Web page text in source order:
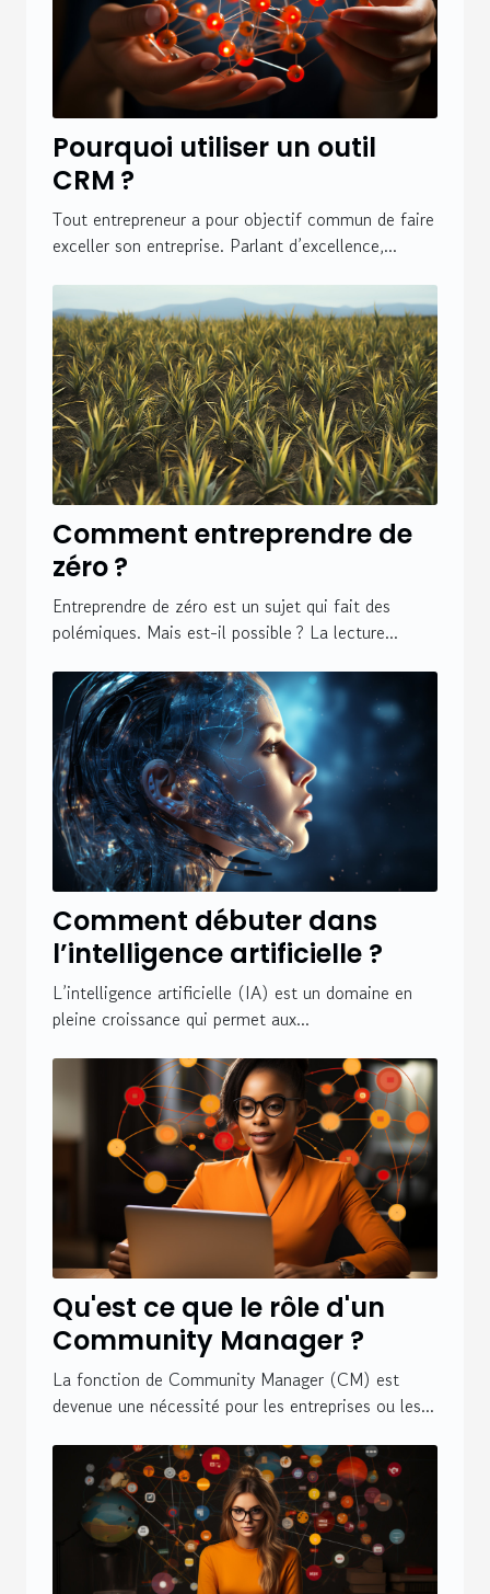
Pourquoi utiliser un outil
CRM ?
Tout entrepreneur a pour objectif commun de faire
exceller son entreprise. Parlant d’excellence,...
Comment entreprendre de
zéro ?
Entreprendre de zéro est un sujet qui fait des
polémiques. Mais est-il possible ? La lecture...
Comment débuter dans
l’intelligence artificielle ?
L’intelligence artificielle (IA) est un domaine en
pleine croissance qui permet aux...
Qu'est ce que le rôle d'un
Community Manager ?
La fonction de Community Manager (CM) est
devenue une nécessité pour les entreprises ou les...